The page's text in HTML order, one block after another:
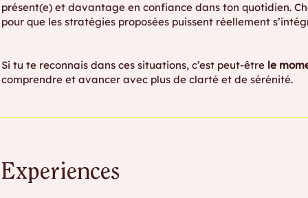
présent(e) et davantage en confiance dans ton quotidien.
pour que les stratégies proposées puissent réellement
Si tu te reconnais dans ces situations, c’est peut-être le
comprendre et avancer avec plus de clarté et de sérénité.
Experiences